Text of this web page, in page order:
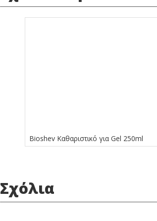
Bioshev Καθαριστικό για Gel 250ml
Σχόλια